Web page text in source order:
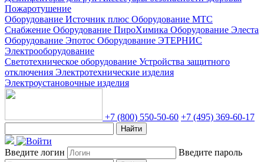
Пожаротушение
Оборудование Источник плюс Оборудование МТС
Снабжение Оборудование ПироХимика Оборудование Элеста
Оборудование Эпотос Оборудование ЭТЕРНИС
Электрооборудование
Светотехническое оборудование Устройства защитного
отключения Электротехнические изделия
Электроустановочные изделия
+7 (800) 550-50-60 +7 (495) 369-60-17
Найти
Введите логин Введите пароль